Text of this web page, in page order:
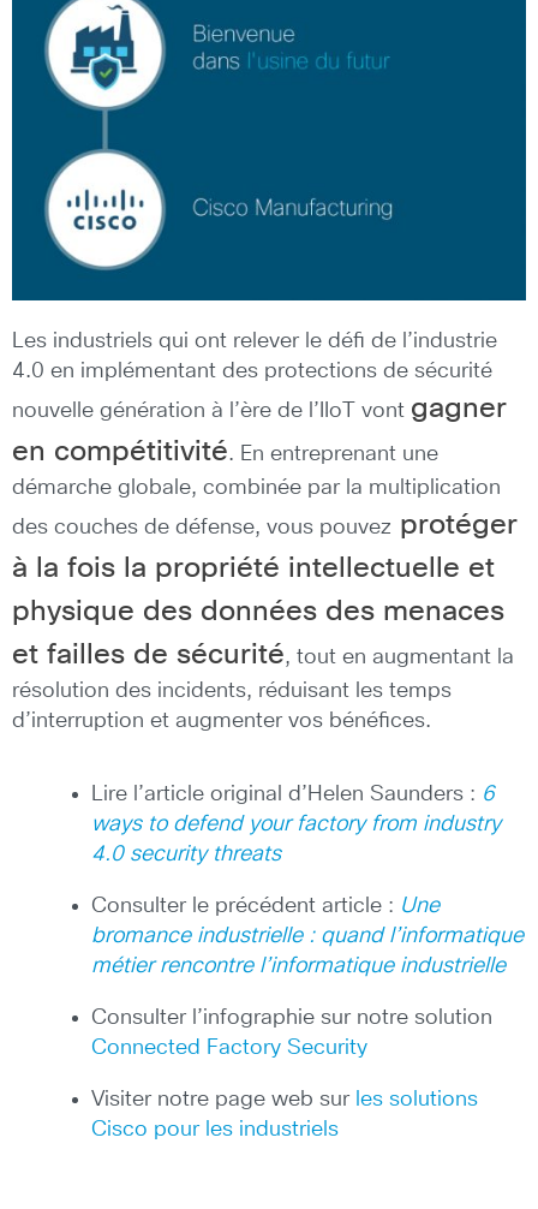
Les industriels qui ont relever le défi de l’industrie
4.0 en implémentant des protections de sécurité
nouvelle génération à l’ère de l’IIoT vont gagner
en compétitivité. En entreprenant une
démarche globale, combinée par la multiplication
des couches de défense, vous pouvez protéger
à la fois la propriété intellectuelle et
physique des données des menaces
et failles de sécurité, tout en augmentant la
résolution des incidents, réduisant les temps
d’interruption et augmenter vos bénéfices.
Lire l’article original d’Helen Saunders : 6
ways to defend your factory from industry
4.0 security threats
Consulter le précédent article : Une
bromance industrielle : quand l’informatique
métier rencontre l’informatique industrielle
Consulter l’infographie sur notre solution
Connected Factory Security
Visiter notre page web sur les solutions
Cisco pour les industriels